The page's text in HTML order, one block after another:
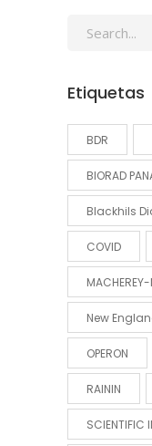
Search
Etiquetas
BDR
BIORAD
Blackhils
COVID
New
OPERON
RAININ
SCIENTIFIC